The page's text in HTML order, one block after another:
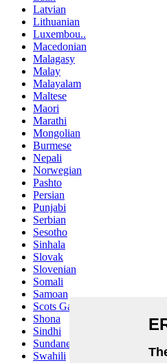
Latvian
Lithuanian
Luxembou..
Macedonian
Malagasy
Malay
Malayalam
Maltese
Maori
Marathi
Mongolian
Burmese
Nepali
Norwegian
Pashto
Persian
Punjabi
Serbian
Sesotho
Sinhala
Slovak
Slovenian
Somali
Samoan
Scots Gaelic
Shona
Sindhi
Sundanese
Swahili